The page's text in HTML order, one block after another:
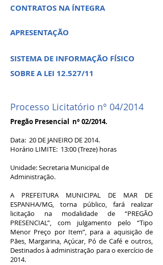
CONTRATOS NA ÍNTEGRA
APRESENTAÇÃO
SISTEMA DE INFORMAÇÃO FÍSICO
SOBRE A LEI 12.527/11
Processo Licitatório n° 04/2014
Pregão Presencial n° 02/2014.
Data: 20 DE JANEIRO DE 2014.
Horário LIMITE: 13:00 (Treze) horas
Unidade: Secretaria Municipal de
Administração.
A PREFEITURA MUNICIPAL DE MAR DE
ESPANHA/MG, torna público, fará realizar
licitação na modalidade de “PREGÃO
PRESENCIAL”, com julgamento pelo “Tipo
Menor Preço por Item”, para a aquisição de
Pães, Margarina, Açúcar, Pó de Café e outros,
Destinados à administração para o exercício de
2014.